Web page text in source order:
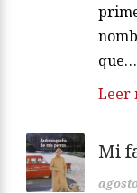
que…
Leer
Mi